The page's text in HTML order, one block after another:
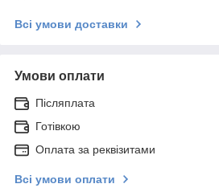
Всі умови доставки
Умови оплати
Післяплата
Готівкою
Оплата за реквізитами
Всі умови оплати